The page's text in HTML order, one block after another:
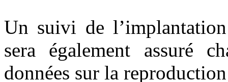
Un suivi de
sera également assuré
données sur la reproduction